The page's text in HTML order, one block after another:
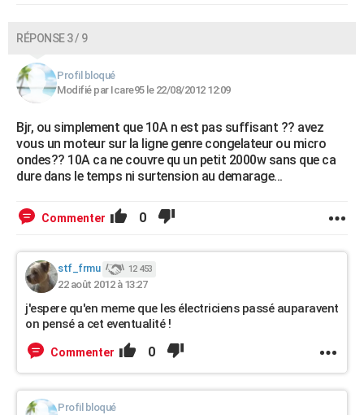
RÉPONSE 3 / 9
Profil bloqué
Modifié par Icare95 le 22/08/2012 12:09
Bjr, ou simplement que 10A n est pas suffisant ?? avez
vous un moteur sur la ligne genre congelateur ou micro
ondes?? 10A ca ne couvre qu un petit 2000w sans que ca
dure dans le temps ni surtension au demarage...
Commenter 0
stf_frmu 12 453
22 août 2012 à 13:27
j'espere qu'en meme que les électriciens passé auparavent
on pensé a cet eventualité !
Commenter 0
Profil bloqué